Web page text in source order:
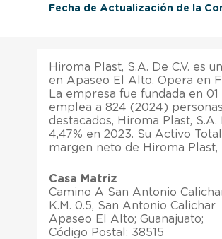
Fecha de Actualización de la
Hiroma Plast, S.A. De C.V. es
en Apaseo El Alto. Opera en
La empresa fue fundada en
emplea a 824 (2024)
destacados, Hiroma Plast,
4,47% en 2023. Su Activo
margen neto de Hiroma Plast,
Casa Matriz
Camino A San Antonio
K.M. 0.5, San Antonio Calichar
Apaseo El Alto; Guanajuato;
Código Postal: 38515